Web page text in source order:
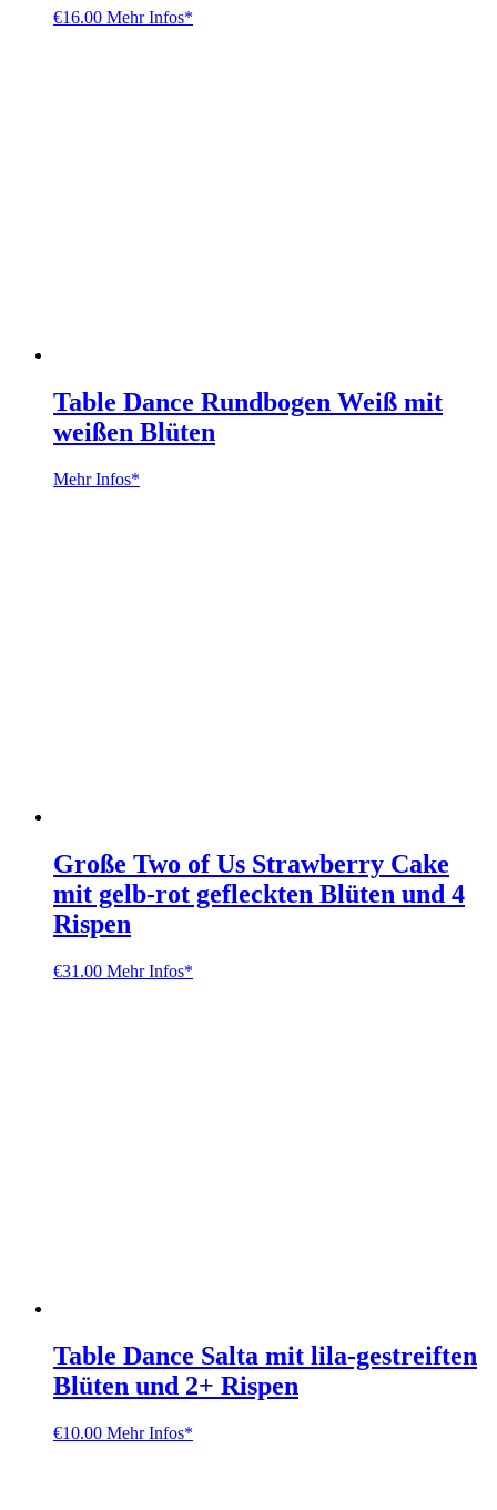
€16.00 Mehr Infos*
Table Dance Rundbogen Weiß mit
weißen Blüten
Mehr Infos*
Große Two of Us Strawberry Cake
mit gelb-rot gefleckten Blüten und 4
Rispen
€31.00 Mehr Infos*
Table Dance Salta mit lila-gestreiften
Blüten und 2+ Rispen
€10.00 Mehr Infos*